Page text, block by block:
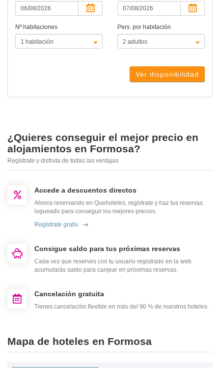
Nº habitaciones Pers. por habitación
Ver disponibilidad
¿Quieres conseguir el mejor precio en
alojamientos en Formosa?
Regístrate y disfruta de todas las ventajas
Accede a descuentos directos
Ahorra reservando en Quehoteles, regístrate y haz tus reservas
logueado para conseguir los mejores precios.
Regístrate gratis
Consigue saldo para tus próximas reservas
Cada vez que reserves con tu usuario registrado en la web
acumularás saldo para canjear en próximas reservas.
Cancelación gratuita
Tienes cancelación flexible en más del 90 % de nuestros hoteles.
Mapa de hoteles en Formosa